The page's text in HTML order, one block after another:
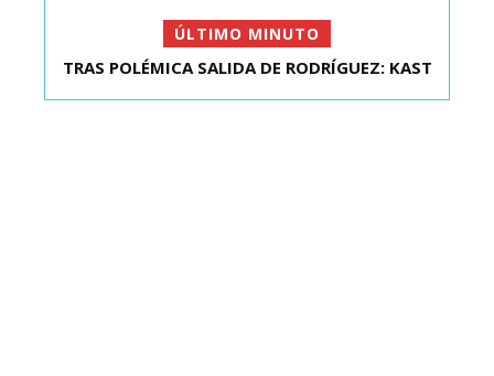
ÚLTIMO MINUTO
TERREMOTO EN COLOMBIA: DE LA ESPRIELLA
TRAS POLÉMICA SALIDA DE RODRÍGUEZ: KAST